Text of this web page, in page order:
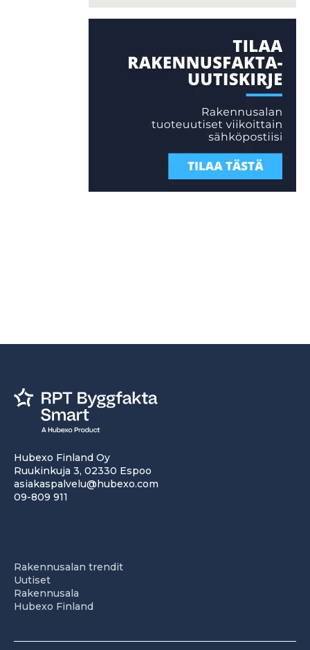
Hubexo Finland Oy
Ruukinkuja 3, 02330 Espoo
asiakaspalvelu@hubexo.com
09-809 911
Rakennusalan trendit
Uutiset
Rakennusala
Hubexo Finland